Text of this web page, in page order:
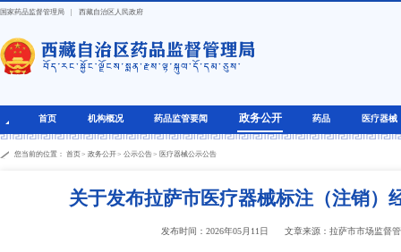
国家药品监督管理局 | 西藏自治区人民政府
首页 机构概况 药品监管要闻 政务公开 药品 医疗器械
您当前的位置： 首页> 政务公开> 公示公告> 医疗器械公示公告
关于发布拉萨市医疗器械标注（注销）
发布时间：2026年05月11日 文章来源：拉萨市市场监督